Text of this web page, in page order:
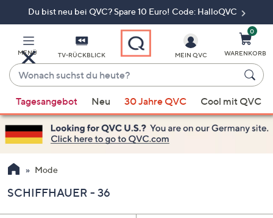
Du bist neu bei QVC? Spare 10 Euro! Code: HalloQVC
MENÜ TV-RÜCKBLICK
Wonach
suchst
du
heute?
Vorschläge
verfügbar
sind,
verwenden
Sie
Pfeiltasten
nach
MEIN QVC
0
WARENKORB
Tagesangebot Neu 30 Jahre QVC Cool mit QVC
Mode
SCHIFFHAUER - 36